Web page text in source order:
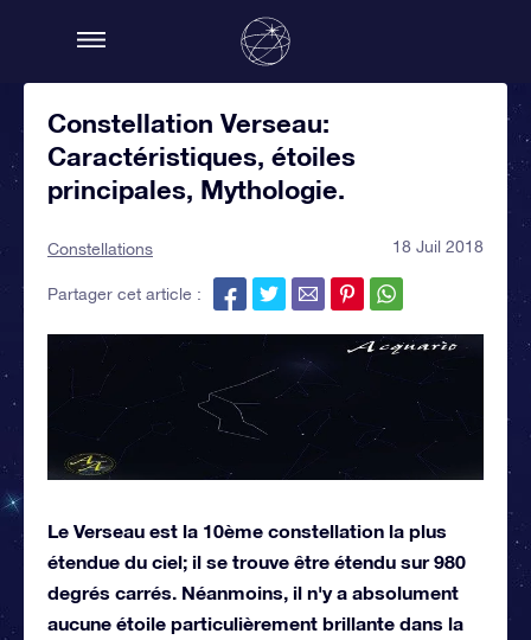
Constellation Verseau:
Caractéristiques, étoiles
principales, Mythologie.
Constellations 18 Juil 2018
Partager cet article :
Le Verseau est la 10ème constellation la plus
étendue du ciel; il se trouve être étendu sur 980
degrés carrés. Néanmoins, il n'y a absolument
aucune étoile particulièrement brillante dans la